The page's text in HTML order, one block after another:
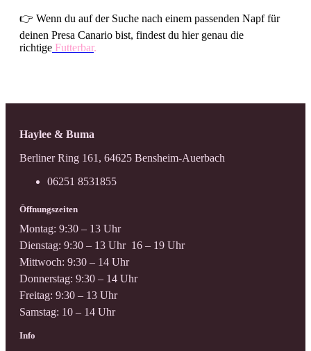
👉 Wenn du auf der Suche nach einem passenden Napf für
deinen Presa Canario bist, findest du hier genau die
richtige Futterbar.
Haylee & Buma
Berliner Ring 161, 64625 Bensheim-Auerbach
06251 8531855
Öffnungszeiten
Montag: 9:30 – 13 Uhr
Dienstag: 9:30 – 13 Uhr 16 – 19 Uhr
Mittwoch: 9:30 – 14 Uhr
Donnerstag: 9:30 – 14 Uhr
Freitag: 9:30 – 13 Uhr
Samstag: 10 – 14 Uhr
Info